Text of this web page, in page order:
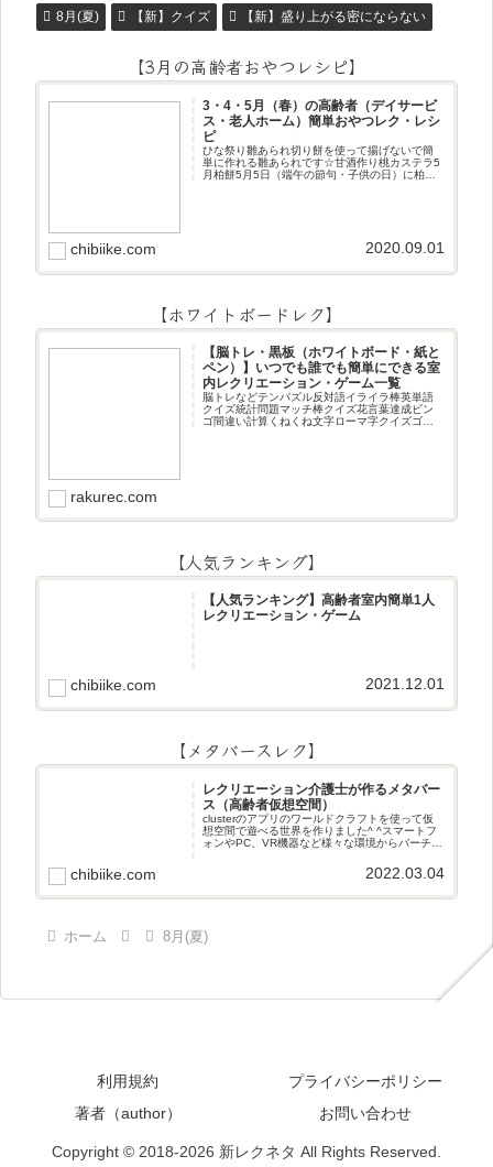
8月(夏) 【新】クイズ 【新】盛り上がる密にならない
【3月の高齢者おやつレシピ】
3・4・5月（春）の高齢者（デイサービ
ス・老人ホーム）簡単おやつレク・レシ
ピ
ひな祭り雛あられ切り餅を使って揚げないで簡
単に作れる雛あられです☆甘酒作り桃カステラ5
月柏餅5月5日（端午の節句・子供の日）に柏餅
chibiike.com 2020.09.01
【ホワイトボードレク】
【脳トレ・黒板（ホワイトボード・紙と
ペン）】いつでも誰でも簡単にできる室
内レクリエーション・ゲーム一覧
脳トレなどテンパズル反対語イライラ棒英単語
クイズ統計問題マッチ棒クイズ花言葉達成ビン
ゴ間違い計算くねくね文字ローマ字クイズゴロ
rakurec.com
【人気ランキング】
【人気ランキング】高齢者室内簡単1人
レクリエーション・ゲーム
chibiike.com 2021.12.01
【メタバースレク】
レクリエーション介護士が作るメタバー
ス（高齢者仮想空間）
clusterのアプリのワールドクラフトを使って仮
想空間で遊べる世界を作りました^ ^スマートフ
ォンやPC、VR機器など様々な環境からバーチャ
chibiike.com 2022.03.04
ホーム 8月(夏)
利用規約
プライバシーポリシー
著者（author）
お問い合わせ
Copyright © 2018-2026 新レクネタ All Rights Reserved.